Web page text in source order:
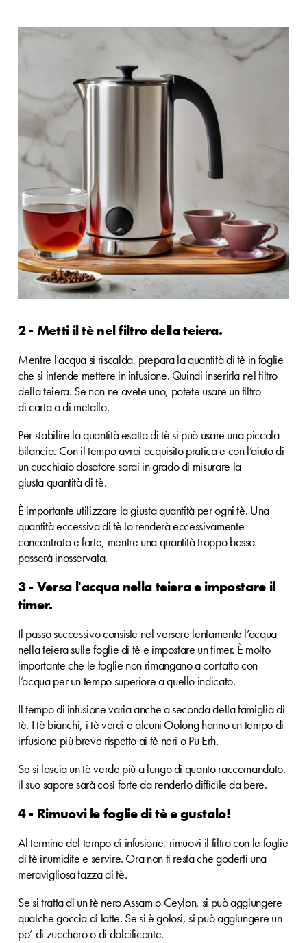
2 - Metti il tè nel filtro della teiera.
Mentre l’acqua si riscalda, prepara la quantità di tè in foglie
che si intende mettere in infusione. Quindi inserirla nel filtro
della teiera. Se non ne avete uno, potete usare un filtro
di carta o di metallo.
Per stabilire la quantità esatta di tè si può usare una piccola
bilancia. Con il tempo avrai acquisito pratica e con l’aiuto di
un cucchiaio dosatore sarai in grado di misurare la
giusta quantità di tè.
È importante utilizzare la giusta quantità per ogni tè. Una
quantità eccessiva di tè lo renderà eccessivamente
concentrato e forte, mentre una quantità troppo bassa
passerà inosservata.
3 - Versa l'acqua nella teiera e impostare il
timer.
Il passo successivo consiste nel versare lentamente l’acqua
nella teiera sulle foglie di tè e impostare un timer. È molto
importante che le foglie non rimangano a contatto con
l’acqua per un tempo superiore a quello indicato.
Il tempo di infusione varia anche a seconda della famiglia di
tè. I tè bianchi, i tè verdi e alcuni Oolong hanno un tempo di
infusione più breve rispetto ai tè neri o Pu Erh.
Se si lascia un tè verde più a lungo di quanto raccomandato,
il suo sapore sarà così forte da renderlo difficile da bere.
4 - Rimuovi le foglie di tè e gustalo!
Al termine del tempo di infusione, rimuovi il filtro con le foglie
di tè inumidite e servire. Ora non ti resta che goderti una
meravigliosa tazza di tè.
Se si tratta di un tè nero Assam o Ceylon, si può aggiungere
qualche goccia di latte. Se si è golosi, si può aggiungere un
po’ di zucchero o di dolcificante.